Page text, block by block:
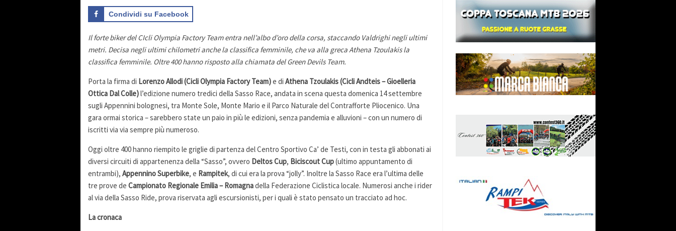
Condividi su Facebook
Il forte biker del CIcli Olympia Factory Team entra nell’albo d’oro della corsa, staccando Valdrighi negli ultimi
metri. Decisa negli ultimi chilometri anche la classifica femminile, che va alla greca Athena Tzoulakis la
classifica femminile. Oltre 400 hanno risposto alla chiamata del Green Devils Team.
Porta la firma di Lorenzo Allodi (Cicli Olympia Factory Team)e di Athena Tzoulakis (Cicli Andteis – Gioelleria
Ottica Dal Colle)l’edizione numero tredici della Sasso Race, andata in scena questa domenica 14 settembre
sugli Appennini bolognesi, tra Monte Sole, Monte Mario e il Parco Naturale del Contrafforte Pliocenico. Una
gara ormai storica – sarebbero state un paio in più le edizioni, senza pandemia e alluvioni – con un numero di
iscritti via via sempre più numeroso.
Oggi oltre 400 hanno riempito le griglie di partenza del Centro Sportivo Ca’ de Testi, con in testa gli abbonati ai
diversi circuiti di appartenenza della “Sasso”, ovvero Deltos Cup, Biciscout Cup(ultimo appuntamento di
entrambi), Appennino Superbike, e Rampitek, di cui era la prova “jolly”. Inoltre la Sasso Race era l’ultima delle
tre prove de Campionato Regionale Emilia – Romagnadella Federazione Ciclistica locale. Numerosi anche i rider
al via della Sasso Ride, prova riservata agli escursionisti, per i quali è stato pensato un tracciato ad hoc.
La cronaca